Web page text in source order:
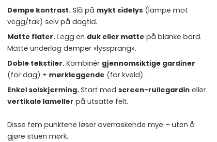
Dempe kontrast. Slå på mykt sidelys (lampe mot
vegg/tak) selv på dagtid.
Matte flater. Legg en duk eller matte på blanke bord.
Matte underlag demper «lyssprang».
Doble tekstiler. Kombinér gjennomsiktige gardiner
(for dag) + mørkleggende (for kveld).
Enkel solskjerming. Start med screen-rullegardin eller
vertikale lameller på utsatte felt.
Disse fem punktene løser overraskende mye – uten å
gjøre stuen mørk.